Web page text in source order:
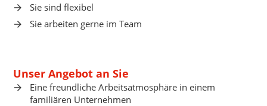
Sie sind flexibel
Sie arbeiten gerne im Team
Unser Angebot an Sie
Eine freundliche Arbeitsatmosphäre in einem
familiären Unternehmen